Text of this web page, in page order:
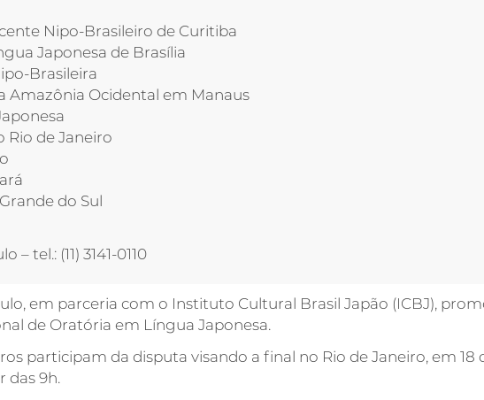
Nipo-Brasileiro de Curitiba
Japonesa de Brasília
Brasileira
Amazônia Ocidental em Manaus
Rio de Janeiro
do Sul
tel.: (11) 3141-0110
em parceria com o Instituto Cultural Brasil Japão (ICBJ),
de Oratória em Língua Japonesa.
participam da disputa visando a final no Rio de Janeiro, em 18
das 9h.